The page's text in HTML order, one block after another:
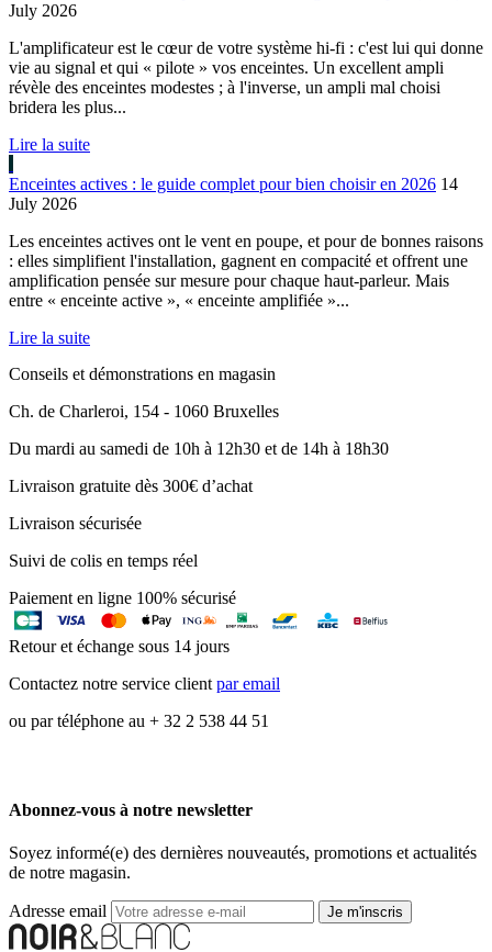
July 2026
L'amplificateur est le cœur de votre système hi-fi : c'est lui qui donne
vie au signal et qui « pilote » vos enceintes. Un excellent ampli
révèle des enceintes modestes ; à l'inverse, un ampli mal choisi
bridera les plus...
Lire la suite
Enceintes actives : le guide complet pour bien choisir en 2026 14
July 2026
Les enceintes actives ont le vent en poupe, et pour de bonnes raisons
: elles simplifient l'installation, gagnent en compacité et offrent une
amplification pensée sur mesure pour chaque haut-parleur. Mais
entre « enceinte active », « enceinte amplifiée »...
Lire la suite
Conseils et démonstrations en magasin
Ch. de Charleroi, 154 - 1060 Bruxelles
Du mardi au samedi de 10h à 12h30 et de 14h à 18h30
Livraison gratuite dès 300€ d’achat
Livraison sécurisée
Suivi de colis en temps réel
Paiement en ligne 100% sécurisé
Retour et échange sous 14 jours
Contactez notre service clientpar email
ou par téléphone au + 32 2 538 44 51
Abonnez-vous à notre newsletter
Soyez informé(e) des dernières nouveautés, promotions et actualités
de notre magasin.
Adresse email Je m'inscris